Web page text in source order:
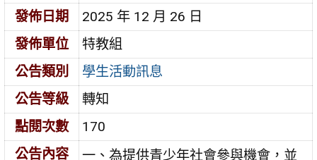
發佈日期
2025 年 12 月 26 日
發佈單位
特教組
公告類別
學生活動訊息
公告等級
轉知
點閱次數
170
公告內容
一、為提供青少年社會參與機會，並